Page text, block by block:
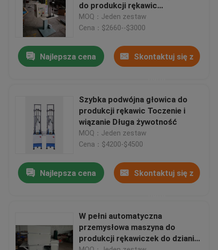
O nas
Wycieczka po fabryce
Skontaktuj się z nami
Poprosić o wycenę
Hydrauliczna maszyna do cięcia
Prasa hydrauliczna Die Cutting Machine
Hydrauliczna maszyna do cięcia ramion wahadłowych
do produkcji rękawic
przemysłowych
MOQ：Jeden zestaw
Cena：$2660--$3000
Najlepsza cena Skontaktuj się z
Szybka podwójna głowica do
produkcji rękawic Toczenie i
wiązanie Długa żywotność
MOQ：Jeden zestaw
Cena：$4200-$4500
Najlepsza cena Skontaktuj się z
W pełni automatyczna
przemysłowa maszyna do
produkcji rękawiczek do dziania i